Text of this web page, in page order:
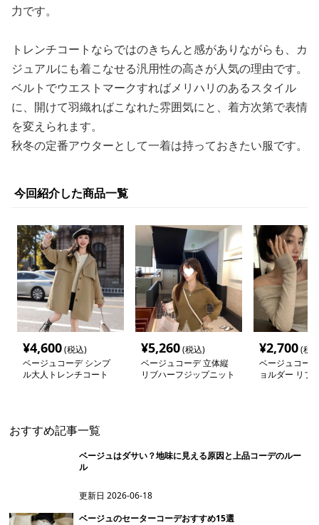
力です。
トレンチコートならではのきちんと感がありながらも、カ
ジュアルにも着こなせる汎用性の高さが人気の理由です。
ベルトでウエストマークすればメリハリのあるスタイル
に、開けて羽織ればこなれた雰囲気にと、着方次第で表情
を変えられます。
秋冬の定番アウターとして一着は持っておきたい服です。
今回紹介した商品一覧
¥4,600(税込)
ベージュコーデ シンプ
ル大人トレンチコート
¥5,260(税込)
ベージュコーデ 立体縦
リブハーフジップニット
¥2,700(税
ベージュコー
ョルダー リブ
おすすめ記事一覧
ベージュはダサい？地味に見える原因と上品コーデのルー
ル
更新日2026-06-18
ベージュのセーターコーデおすすめ15選